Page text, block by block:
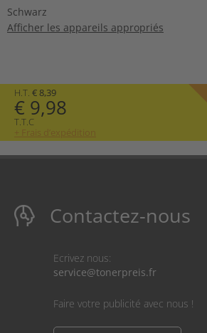
Schwarz
Afficher les appareils appropriés
H.T. € 8,39
€ 9,98
T.T.C
+ Frais d’expédition
Contactez-nous
Ecrivez nous:
service@tonerpreis.fr
Faire votre publicité avec nous !